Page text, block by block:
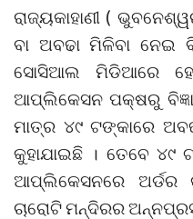
ରାଜ୍ୟକାହାଣୀ (
ବା ଅବଢା ମିଳିବା ନେଇ
ସୋସିଆଲ ମିଡିଆରେ
ଆପ୍ଲିକେସନ ପକ୍ଷରୁ
ମାତ୍ର ୪୯ ଟଙ୍କାରେ
କୁହାଯାଇଛି । ତେବେ ୪୯
ଆପ୍ଲିକେସନରେ
ଚାରୋଟି ମନ୍ଦିରର